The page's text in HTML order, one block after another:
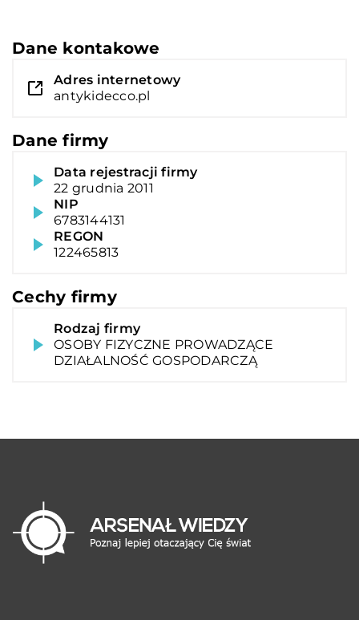
Dane kontakowe
Adres internetowy
antykidecco.pl
Dane firmy
Data rejestracji firmy
22 grudnia 2011
NIP
6783144131
REGON
122465813
Cechy firmy
Rodzaj firmy
OSOBY FIZYCZNE PROWADZĄCE
DZIAŁALNOŚĆ GOSPODARCZĄ